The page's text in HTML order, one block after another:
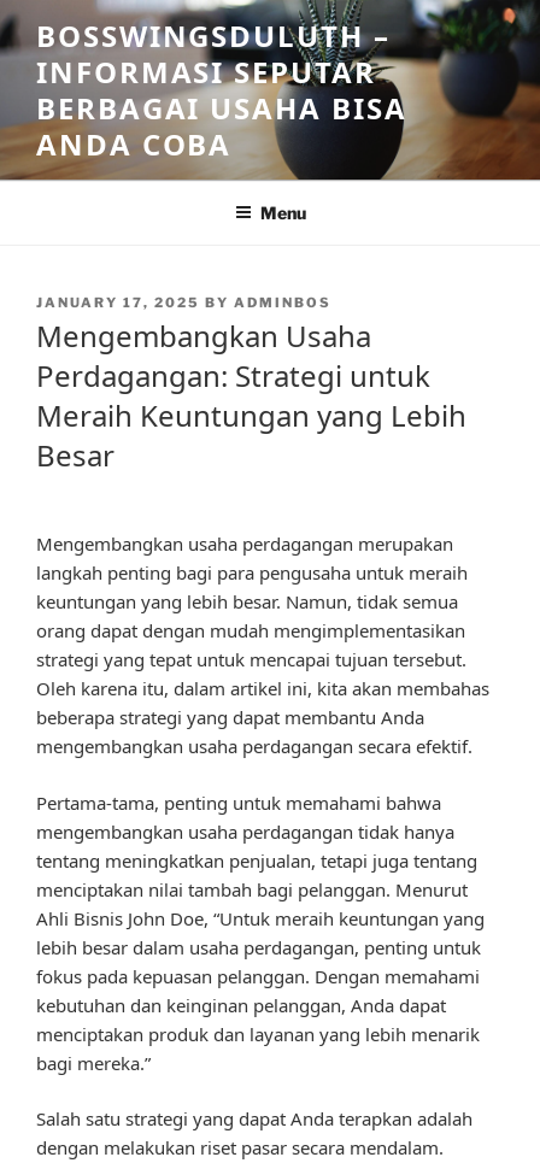
Skip
to
content
BOSSWINGSDULUTH –
INFORMASI SEPUTAR
BERBAGAI USAHA BISA
ANDA COBA
Menu
POSTED
JANUARY 17, 2025 BY ADMINBOS
Mengembangkan Usaha
Perdagangan: Strategi untuk
Meraih Keuntungan yang Lebih
Besar
Mengembangkan usaha perdagangan merupakan
langkah penting bagi para pengusaha untuk meraih
keuntungan yang lebih besar. Namun, tidak semua
orang dapat dengan mudah mengimplementasikan
strategi yang tepat untuk mencapai tujuan tersebut.
Oleh karena itu, dalam artikel ini, kita akan membahas
beberapa strategi yang dapat membantu Anda
mengembangkan usaha perdagangan secara efektif.
Pertama-tama, penting untuk memahami bahwa
mengembangkan usaha perdagangan tidak hanya
tentang meningkatkan penjualan, tetapi juga tentang
menciptakan nilai tambah bagi pelanggan. Menurut
Ahli Bisnis John Doe, “Untuk meraih keuntungan yang
lebih besar dalam usaha perdagangan, penting untuk
fokus pada kepuasan pelanggan. Dengan memahami
kebutuhan dan keinginan pelanggan, Anda dapat
menciptakan produk dan layanan yang lebih menarik
bagi mereka.”
Salah satu strategi yang dapat Anda terapkan adalah
dengan melakukan riset pasar secara mendalam.